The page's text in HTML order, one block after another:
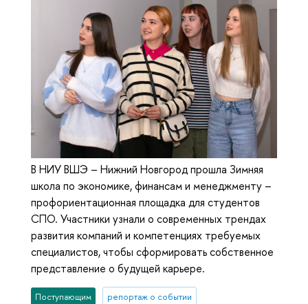
В НИУ ВШЭ – Нижний Новгород прошла Зимняя
школа по экономике, финансам и менеджменту –
профориентационная площадка для студентов
СПО. Участники узнали о современных трендах
развития компаний и компетенциях требуемых
специалистов, чтобы сформировать собственное
представление о будущей карьере.
Поступающим репортаж о событии